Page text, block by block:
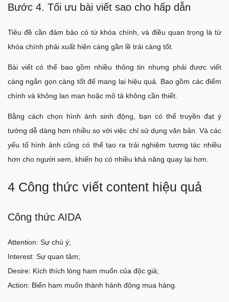
Bước 4. Tối ưu bài viết sao cho hấp dẫn
Tiêu đề cần đảm bảo có từ khóa chính, và điều quan trọng là từ
khóa chính phải xuất hiện càng gần lề trái càng tốt.
Bài viết có thể bao gồm nhiều thông tin nhưng phải được viết
càng ngắn gọn càng tốt để mang lại hiệu quả. Bao gồm các điểm
chính và không lan man hoặc mô tả không cần thiết.
Bằng cách chọn hình ảnh sinh động, bạn có thể truyền đạt ý
tưởng dễ dàng hơn nhiều so với việc chỉ sử dụng văn bản. Và các
yếu tố hình ảnh cũng có thể tạo ra trải nghiệm tương tác nhiều
hơn cho người xem, khiến họ có nhiều khả năng quay lại hơn.
4 Công thức viết content hiệu quả
Công thức AIDA
Attention: Sự chú ý;
Interest: Sự quan tâm;
Desire: Kích thích lòng ham muốn của độc giả;
Action: Biến ham muốn thành hành động mua hàng.